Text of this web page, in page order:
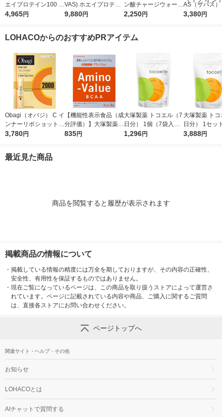
エイプロテイン100 リ
ッチショコラ味 1袋
4,965円
VAS) ホエイプロテイ
ン100 リッチショコラ
9,880円
ン酸チャージウォータ
ー24本入箱 味の
2,250円
AS（ザバス
プ＆ビューテ
3,380円
LOHACOからのおすすめPRアイテム
Obagi（オバジ） C イ
ンナーリポショット 7
0g×28本入 ロート製
3,780円
【機能性表示食品（成
分評価）】大塚製薬
アミノバリュー パウ
835円
大塚製薬 トコエル（7
日分） 1個（7袋入）
サプリメント エクオ
1,296円
大塚製薬 ト
日分） 1セッ
（7袋入）×3
3,888円
最近見た商品
商品を閲覧すると履歴が表示されます
掲載商品の情報について
・ 掲載している情報の精度には万全を期しておりますが、その内容の正確性、
安全性、有用性を保証するものではありません。
・ 現在ご覧になっているページは、この商品を取り扱うストアによって運営さ
れています。ページに記載されている内容や商品、ご購入に関するご質問
は、直接各ストアにお問い合わせください。
ページトップへ
関連サイト・ヘルプ・その他
お知らせ
LOHACOとは
AIチャットで質問する